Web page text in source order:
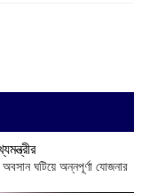
ঘটিয়ে অন্নপূর্ণা যোজনার